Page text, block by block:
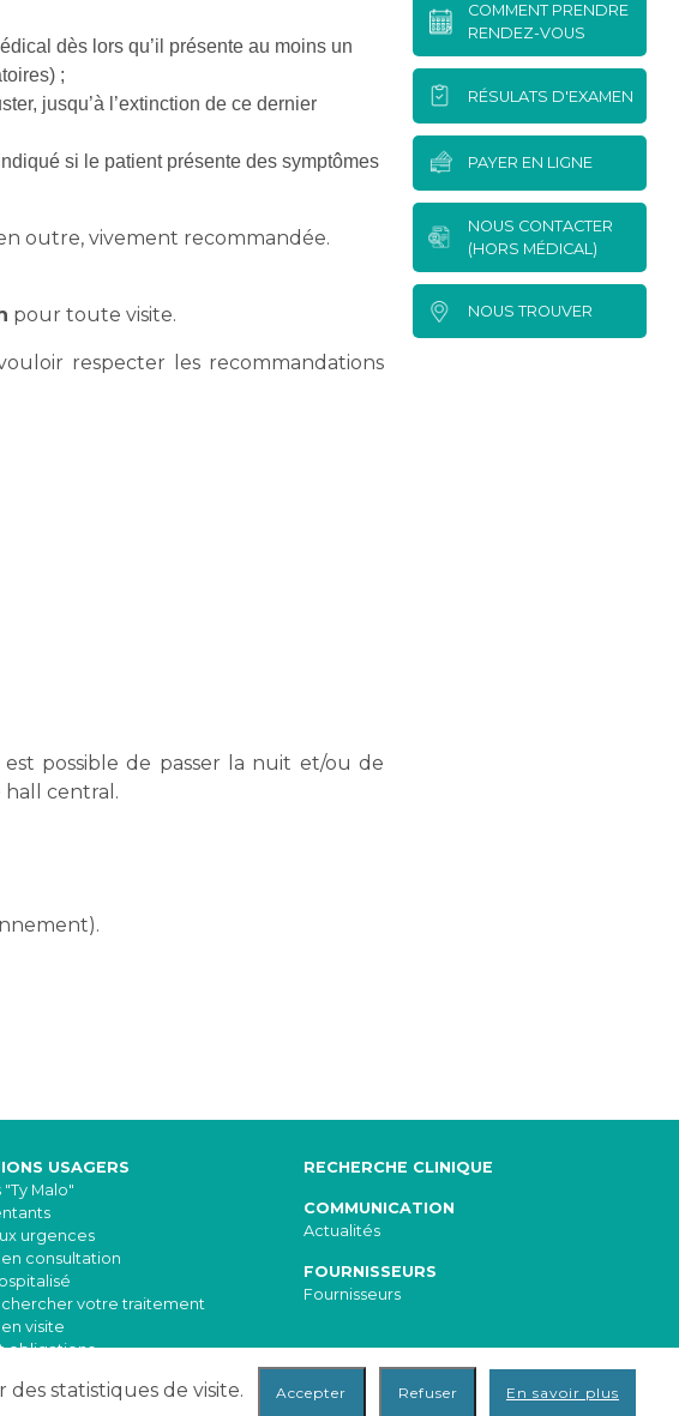
dès l ors qu’il présente au moins un
;
jusqu’à l’extinction de ce dernier
si le patient présente des symptômes
outre, vivement recommandée.
pour toute visite.
respecter les recommandations
possible de passer la nuit et/ou de
central.
COMMENT PRENDRE
RENDEZ-VOUS
RÉSULATS D'EXAMEN
PAYER EN LIGNE
NOUS CONTACTER
(HORS MÉDICAL)
NOUS TROUVER
USAGERS
Malo"
urgences
consultation
chercher votre traitement
visite
obligations
RECHERCHE CLINIQUE
COMMUNICATION
Actualités
FOURNISSEURS
Fournisseurs
statistiques de visite. En savoir plus